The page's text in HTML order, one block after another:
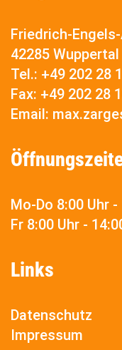
Friedrich-
42285 Wuppertal
Tel.: +49 202 28
Fax: +49 202 28
Email:
Mo-Do 8:00 Uhr -
Fr 8:00 Uhr -
Links
Datenschutz
Impressum